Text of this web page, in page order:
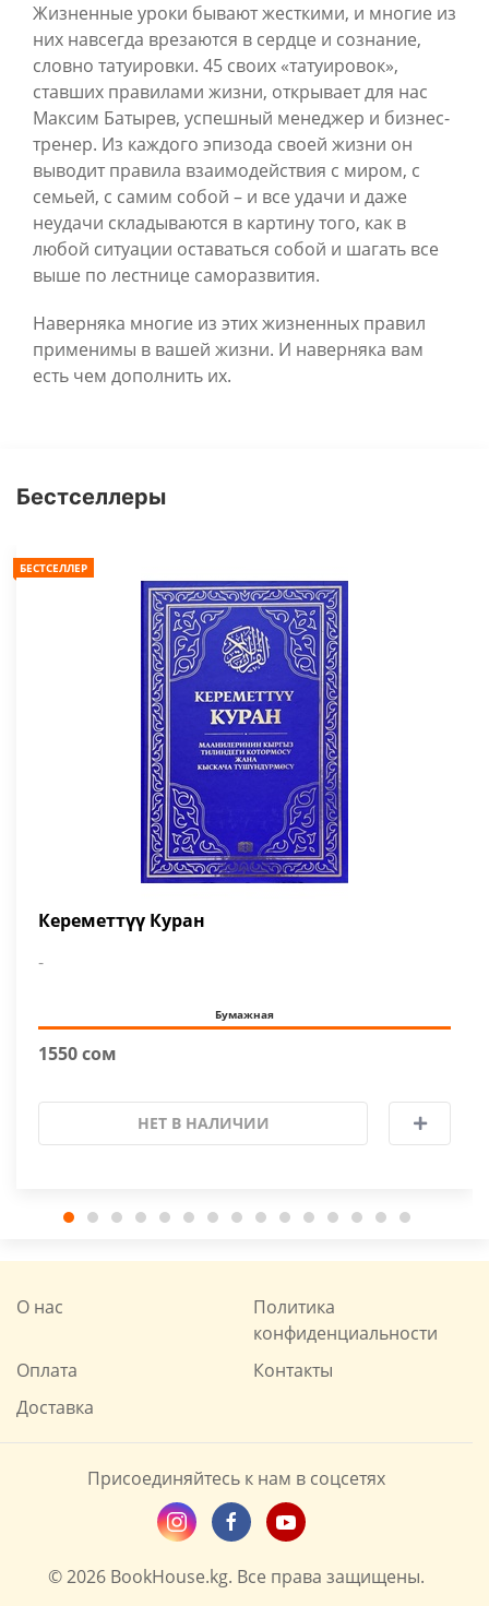
Жизненные уроки бывают жесткими, и многие из
них навсегда врезаются в сердце и сознание,
словно татуировки. 45 своих «татуировок»,
ставших правилами жизни, открывает для нас
Максим Батырев, успешный менеджер и бизнес-
тренер. Из каждого эпизода своей жизни он
выводит правила взаимодействия с миром, с
семьей, с самим собой – и все удачи и даже
неудачи складываются в картину того, как в
любой ситуации оставаться собой и шагать все
выше по лестнице саморазвития.
Наверняка многие из этих жизненных правил
применимы в вашей жизни. И наверняка вам
есть чем дополнить их.
Бестселлеры
БЕСТСЕЛЛЕР
Кереметтүү Куран
-
Бумажная
1550 сом
НЕТ В НАЛИЧИИ
О нас
Политика
конфиденциальности
Оплата
Контакты
Доставка
Присоединяйтесь к нам в соцсетях
© 2026 BookHouse.kg. Все права защищены.